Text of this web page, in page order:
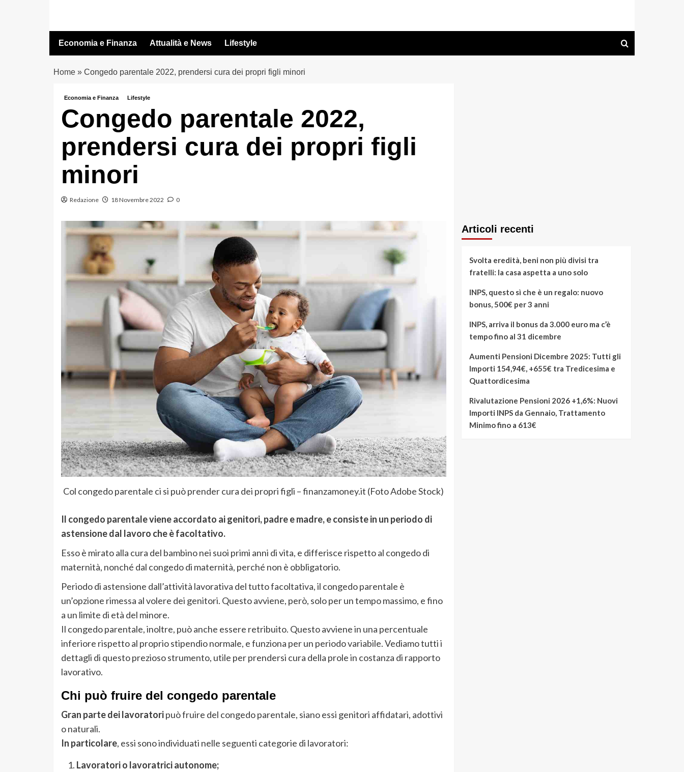
contenuto
Economia e Finanza Attualità e News Lifestyle
Home» Congedo parentale 2022, prendersi cura dei propri figli minori
Economia e Finanza Lifestyle
Congedo parentale 2022,
prendersi cura dei propri figli
minori
Redazione 18 Novembre 2022 0
Col congedo parentale ci si può prender cura dei propri figli – finanzamoney.it (Foto Adobe Stock)
Il congedo parentale viene accordato ai genitori, padre e madre, e consiste in un periodo di
astensione dal lavoro che è facoltativo.
Esso è mirato alla cura del bambino nei suoi primi anni di vita, e differisce rispetto al congedo di
maternità, nonché dal congedo di maternità, perché non è obbligatorio.
Periodo di astensione dall’attività lavorativa del tutto facoltativa, il congedo parentale è
un’opzione rimessa al volere dei genitori. Questo avviene, però, solo per un tempo massimo, e fino
a un limite di età del minore.
Il congedo parentale, inoltre, può anche essere retribuito. Questo avviene in una percentuale
inferiore rispetto al proprio stipendio normale, e funziona per un periodo variabile. Vediamo tutti i
dettagli di questo prezioso strumento, utile per prendersi cura della prole in costanza di rapporto
lavorativo.
Chi può fruire del congedo parentale
Gran parte dei lavoratoripuò fruire del congedo parentale, siano essi genitori affidatari, adottivi
o naturali.
In particolare, essi sono individuati nelle seguenti categorie di lavoratori:
Lavoratori o lavoratrici autonome;
Articoli recenti
Svolta eredità, beni non più divisi tra
fratelli: la casa aspetta a uno solo
INPS, questo sì che è un regalo: nuovo
bonus, 500€ per 3 anni
INPS, arriva il bonus da 3.000 euro ma c’è
tempo fino al 31 dicembre
Aumenti Pensioni Dicembre 2025: Tutti gli
Importi 154,94€, +655€ tra Tredicesima e
Quattordicesima
Rivalutazione Pensioni 2026 +1,6%: Nuovi
Importi INPS da Gennaio, Trattamento
Minimo fino a 613€